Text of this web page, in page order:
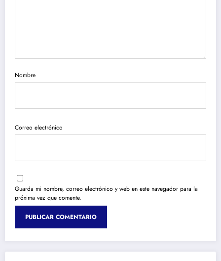
Nombre
Correo electrónico
Guarda mi nombre, correo electrónico y web en este navegador para la
próxima vez que comente.